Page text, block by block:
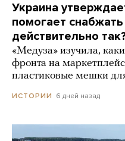
Украина
помогает
действительно
«Медуза» изучила,
фронта на
пластиковые мешки
ИСТОРИИ 6 дней назад